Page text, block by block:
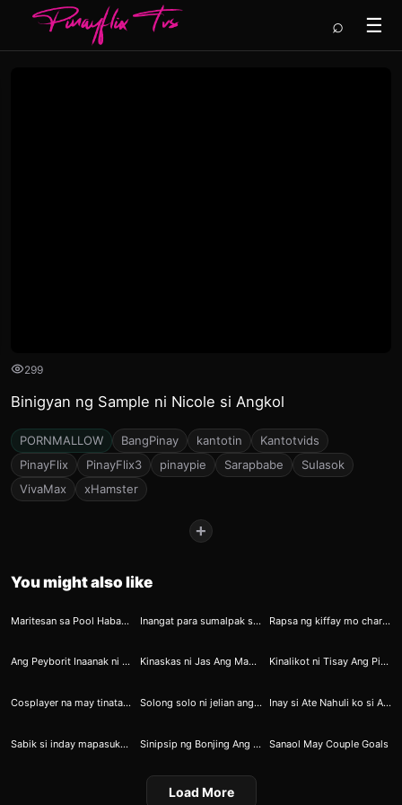
☰
⌕
299
Binigyan ng Sample ni Nicole si Angkol
PORNMALLOW BangPinay kantotin
Kantotvids
PinayFlix
PinayFlix3 pinaypie Sarapbabe
Sulasok
VivaMax
xHamster
+
You might also like
47
Maritesan sa Pool Habang May Pasikretong Tinitigasan Inangat para sumalpak sa bilat Rapsa ng kiffay mo charlene
54
Ang Peyborit Inaanak ni Ninong 2
64
Kinaskas ni Jas Ang Mapulang Butas
76
Kinalikot ni Tisay Ang Pink na Butas 3
79
Cosplayer na may tinatagong sikreto
112
Solong solo ni jelian ang kulkugan
188
Inay si Ate Nahuli ko si Ate sa KWarto Naga Lulu
191
Sabik si inday mapasukan ang kanyang puday
188
Sinipsip ng Bonjing Ang Pasas ni Luningning
235
Sanaol May Couple Goals
Load More